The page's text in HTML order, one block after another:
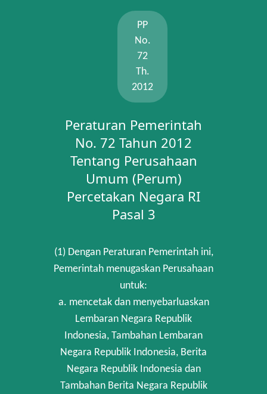
PP
No.
72
Th.
2012
Peraturan Pemerintah
No. 72 Tahun 2012
Tentang Perusahaan
Umum (Perum)
Percetakan Negara RI
Pasal 3
(1) Dengan Peraturan Pemerintah ini,
Pemerintah menugaskan Perusahaan
untuk:
a. mencetak dan menyebarluaskan
Lembaran Negara Republik
Indonesia, Tambahan Lembaran
Negara Republik Indonesia, Berita
Negara Republik Indonesia dan
Tambahan Berita Negara Republik